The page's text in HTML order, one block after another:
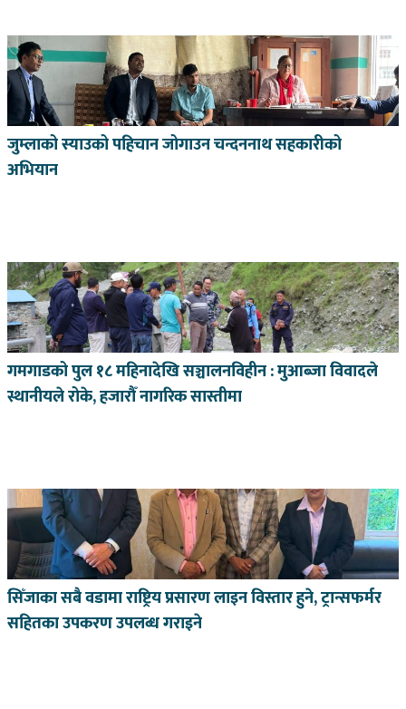
जुम्लाको स्याउको पहिचान जोगाउन चन्दननाथ सहकारीको
अभियान
गमगाडको पुल १८ महिनादेखि सञ्चालनविहीन : मुआब्जा विवादले
स्थानीयले रोके, हजारौँ नागरिक सास्तीमा
सिँजाका सबै वडामा राष्ट्रिय प्रसारण लाइन विस्तार हुने, ट्रान्सफर्मर
सहितका उपकरण उपलब्ध गराइने